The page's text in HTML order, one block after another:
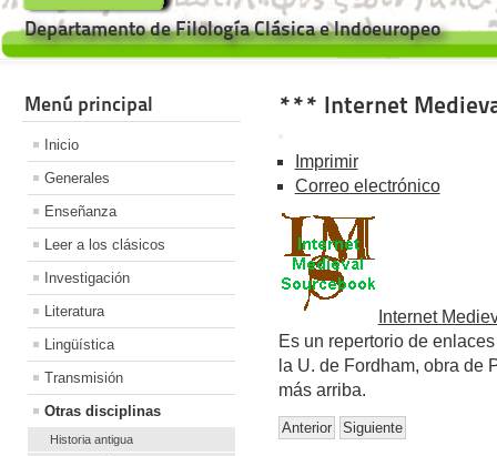
Departamento de Filología Clásica e Indoeuropeo
Menú principal
Inicio
Generales
Enseñanza
Leer a los clásicos
Investigación
Literatura
Lingüística
Transmisión
Otras disciplinas
Historia antigua
*** Internet
Imprimir
Correo electrónico
Internet
Es un repertorio de
la U. de Fordham, obra de
más arriba.
Anterior Siguiente